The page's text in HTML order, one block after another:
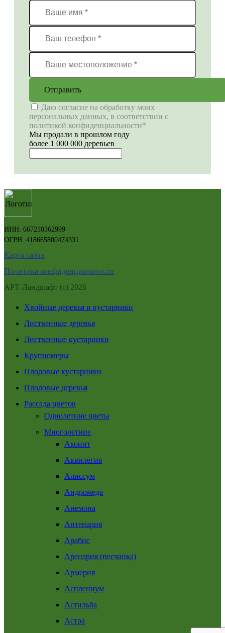
Отправить
Даю согласие на обработку моих
персональных данных, в соответствии с
политикой конфиденциальности*
Мы продали в прошлом году
более 1 000 000 деревьев
ИНН: 667210362999
ОГРН: 418665800474331
Карта сайта
Политика конфиденциальности
АРТ-Ландшафт (с) 2026
Хвойные деревья и кустарники
Лиственные деревья
Лиственные кустарники
Крупномеры
Плодовые кустарники
Плодовые деревья
Рассада цветов
Однолетние цветы
Многолетние
Аконит
Аквилегия
Алиссум
Андромеда
Анемона
Антенария
Арабис
Аренария (песчанка)
Армерия
Асплениум
Астильба
Астра